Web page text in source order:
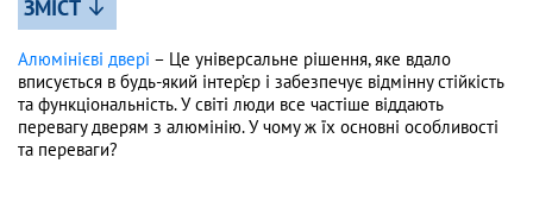
ЗМІСТ
Алюмінієві двері – Це універсальне рішення, яке вдало
вписується в будь-який інтер’єр і забезпечує відмінну стійкість
та функціональність. У світі люди все частіше віддають
перевагу дверям з алюмінію. У чому ж їх основні особливості
та переваги?